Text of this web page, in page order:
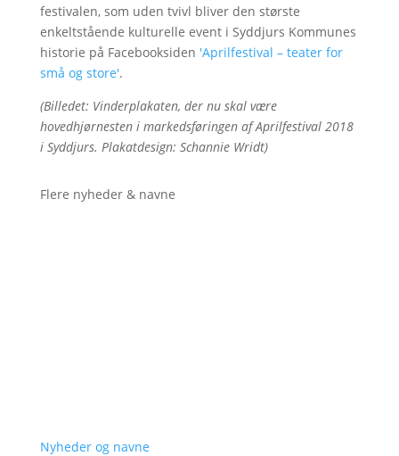
festivalen, som uden tvivl bliver den største
enkeltstående kulturelle event i Syddjurs Kommunes
historie på Facebooksiden 'Aprilfestival – teater for
små og store'.
(Billedet: Vinderplakaten, der nu skal være
hovedhjørnesten i markedsføringen af Aprilfestival 2018
i Syddjurs. Plakatdesign: Schannie Wridt)
Flere nyheder & navne
Nyheder og navne